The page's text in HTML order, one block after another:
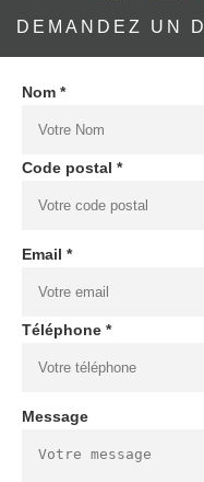
DEMANDEZ UN
Nom *
Code postal *
Email *
Téléphone *
Message